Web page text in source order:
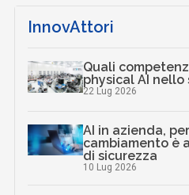
InnovAttori
Quali
physical AI nello
22 Lug 2026
AI in azienda,
cambiamento è
di sicurezza
10 Lug 2026